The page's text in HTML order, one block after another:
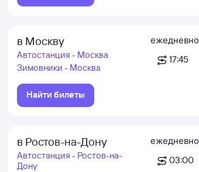
в Москву
Автостанция - Москва
Зимовники - Москва
Найти билеты
ежедневно
17:45
в Ростов-на-Дону
Автостанция - Ростов-на-
Дону
ежедневно
03:00